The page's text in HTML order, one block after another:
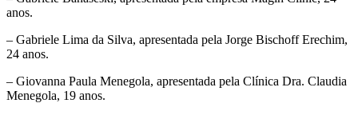
anos.
– Gabriele Lima da Silva, apresentada pela Jorge Bischoff Erechim,
24 anos.
– Giovanna Paula Menegola, apresentada pela Clínica Dra. Claudia
Menegola, 19 anos.